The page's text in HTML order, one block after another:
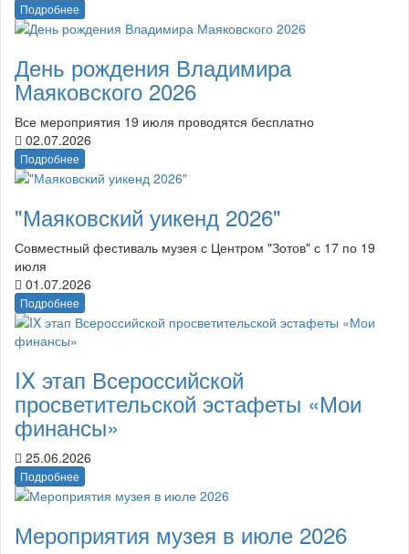
Подробнее
День рождения Владимира
Маяковского 2026
Все мероприятия 19 июля проводятся бесплатно
02.07.2026
Подробнее
"Маяковский уикенд 2026"
Совместный фестиваль музея с Центром "Зотов" с 17 по 19
июля
01.07.2026
Подробнее
IX этап Всероссийской
просветительской эстафеты «Мои
финансы»
25.06.2026
Подробнее
Мероприятия музея в июле 2026